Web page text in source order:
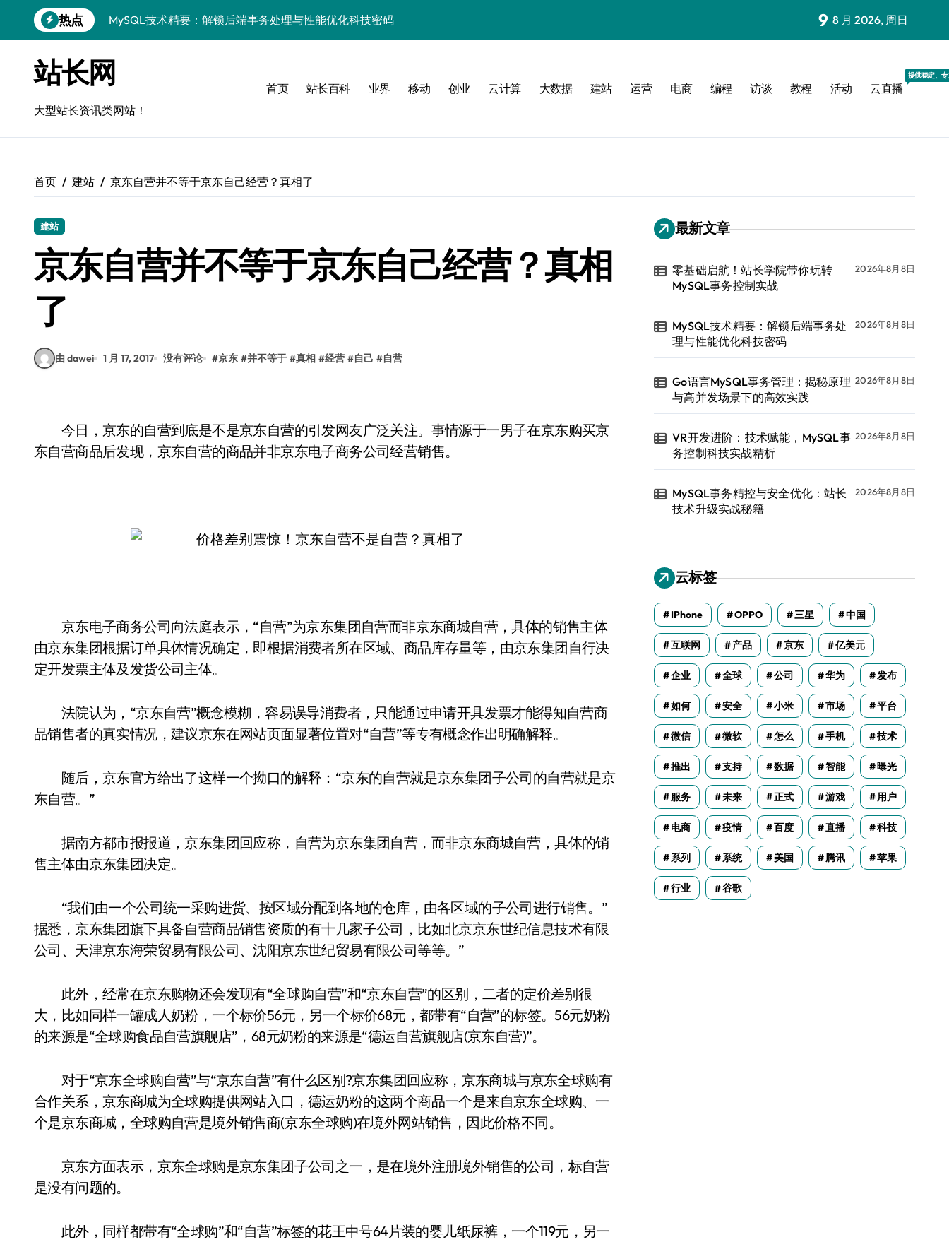
到
热点
MySQL技术精要：解锁后端事务处理与性能优化科技密码
VR开发进阶：技术赋能，MySQL事务控制科技实战精析
MySQL事务精控与安全优化：站长技术升级实战秘籍
MySQL事务控制深度剖析：科技赋能服务器性能优化实战
Go语言技术揭秘：MySQL事务控制与高并发科技优化实战
零基础启航！站长学院带你玩转MySQL事务控制实战
9 8 月 2026, 周日
站长网
大型站长资讯类网站！
首页 站长百科 业界 移动 创业 云计算 大数据 建站 运营 电商 编程 访谈 教程 活动 云直播
提供稳定、
首页 建站 京东自营并不等于京东自己经营？真相了
建站
京东自营并不等于京东自己经营？真相
了
由 dawei 1 月 17, 2017 没有评论 #京东 #并不等于 #真相 #经营 #自己 #自营
今日，京东的自营到底是不是京东自营的引发网友广泛关注。事情源于一男子在京东购买京
东自营商品后发现，京东自营的商品并非京东电子商务公司经营销售。
京东电子商务公司向法庭表示，“自营”为京东集团自营而非京东商城自营，具体的销售主体
由京东集团根据订单具体情况确定，即根据消费者所在区域、商品库存量等，由京东集团自行决
定开发票主体及发货公司主体。
法院认为，“京东自营”概念模糊，容易误导消费者，只能通过申请开具发票才能得知自营商
品销售者的真实情况，建议京东在网站页面显著位置对“自营”等专有概念作出明确解释。
随后，京东官方给出了这样一个拗口的解释：“京东的自营就是京东集团子公司的自营就是京
东自营。”
据南方都市报报道，京东集团回应称，自营为京东集团自营，而非京东商城自营，具体的销
售主体由京东集团决定。
“我们由一个公司统一采购进货、按区域分配到各地的仓库，由各区域的子公司进行销售。”
据悉，京东集团旗下具备自营商品销售资质的有十几家子公司，比如北京京东世纪信息技术有限
公司、天津京东海荣贸易有限公司、沈阳京东世纪贸易有限公司等等。”
此外，经常在京东购物还会发现有“全球购自营”和“京东自营”的区别，二者的定价差别很
大，比如同样一罐成人奶粉，一个标价56元，另一个标价68元，都带有“自营”的标签。56元奶粉
的来源是“全球购食品自营旗舰店”，68元奶粉的来源是“德运自营旗舰店(京东自营)”。
对于“京东全球购自营”与“京东自营”有什么区别?京东集团回应称，京东商城与京东全球购有
合作关系，京东商城为全球购提供网站入口，德运奶粉的这两个商品一个是来自京东全球购、一
个是京东商城，全球购自营是境外销售商(京东全球购)在境外网站销售，因此价格不同。
京东方面表示，京东全球购是京东集团子公司之一，是在境外注册境外销售的公司，标自营
是没有问题的。
此外，同样都带有“全球购”和“自营”标签的花王中号64片装的婴儿纸尿裤，一个119元，另一
最新文章
零基础启航！站长学院带你玩转
MySQL事务控制实战
2026年8月8日
MySQL技术精要：解锁后端事务处
理与性能优化科技密码
2026年8月8日
Go语言MySQL事务管理：揭秘原理
与高并发场景下的高效实践
2026年8月8日
VR开发进阶：技术赋能，MySQL事
务控制科技实战精析
2026年8月8日
MySQL事务精控与安全优化：站长
技术升级实战秘籍
2026年8月8日
云标签
IPhone OPPO 三星 中国
互联网 产品 京东 亿美元
企业 全球 公司 华为 发布
如何 安全 小米 市场 平台
微信 微软 怎么 手机 技术
推出 支持 数据 智能 曝光
服务 未来 正式 游戏 用户
电商 疫情 百度 直播 科技
系列 系统 美国 腾讯 苹果
行业 谷歌